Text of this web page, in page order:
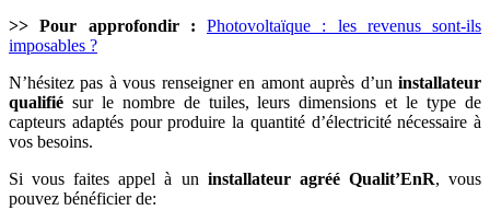
>> Pour approfondir :
Photovoltaïque : les revenus sont-ils
imposables ?
N’hésitez pas à vous renseigner en amont auprès d’un installateur
qualifié sur le nombre de tuiles, leurs dimensions et le type de
capteurs adaptés pour produire la quantité d’électricité nécessaire à
vos besoins.
Si vous faites appel à un installateur agréé Qualit’EnR, vous
pouvez bénéficier de: